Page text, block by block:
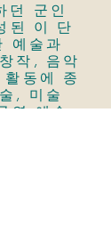
던 군인
된 이 단
예술과
작, 음악
동에 종
, 미술
연 예술